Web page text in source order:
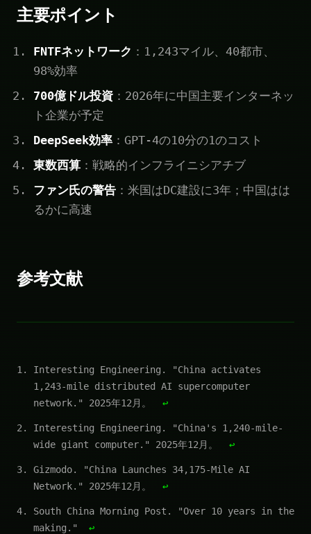
主要ポイント
FNTFネットワーク ：1,243マイル、40都市、
98%効率
700億ドル投資 ：2026年に中国主要インターネッ
ト企業が予定
DeepSeek効率 ：GPT-4の10分の1のコスト
東数西算 ：戦略的インフライニシアチブ
ファン氏の警告 ：米国はDC建設に3年；中国はは
るかに高速
参考文献
Interesting Engineering. "China activates
1,243-mile distributed AI supercomputer
network." 2025年12月。
↩
Interesting Engineering. "China's 1,240-mile-
wide giant computer." 2025年12月。
↩
Gizmodo. "China Launches 34,175-Mile AI
Network." 2025年12月。
↩
South China Morning Post. "Over 10 years in the
making."
↩